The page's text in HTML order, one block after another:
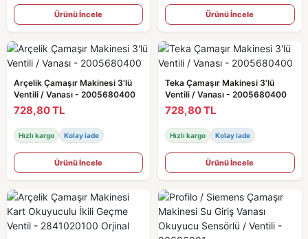
Ürünü İncele Ürünü İncele
Arçelik Çamaşır Makinesi 3'lü
Ventili / Vanası - 2005680400
728,80 TL
Hızlı kargo Kolay iade
Ürünü İncele
Teka Çamaşır Makinesi 3'lü
Ventili / Vanası - 2005680400
728,80 TL
Hızlı kargo Kolay iade
Ürünü İncele